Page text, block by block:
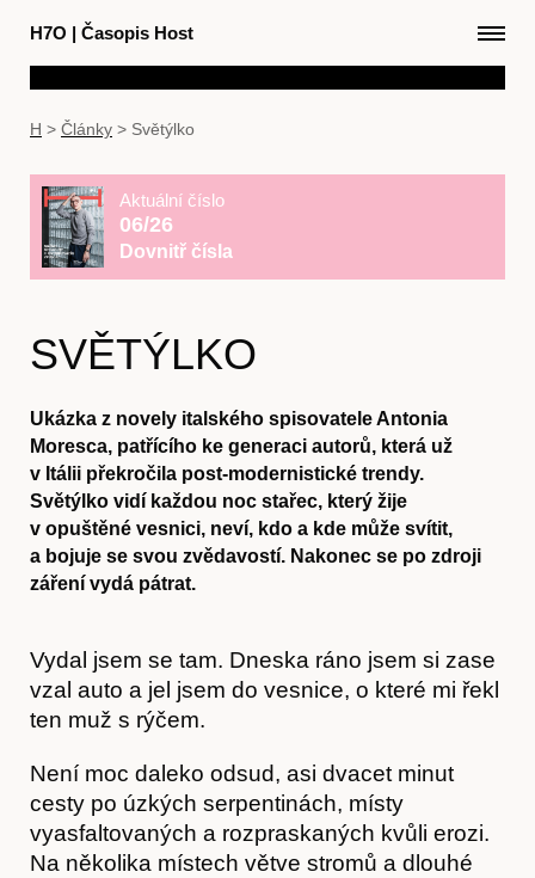
H7O | Časopis Host
H > Články > Světýlko
Aktuální číslo
06/26
Dovnitř čísla
SVĚTÝLKO
Ukázka z novely italského spisovatele Antonia
Moresca, patřícího ke generaci autorů, která už
v Itálii překročila post-modernistické trendy.
Světýlko vidí každou noc stařec, který žije
v opuštěné vesnici, neví, kdo a kde může svítit,
a bojuje se svou zvědavostí. Nakonec se po zdroji
záření vydá pátrat.
Vydal jsem se tam. Dneska ráno jsem si zase
vzal auto a jel jsem do vesnice, o které mi řekl
ten muž s rýčem.
Není moc daleko odsud, asi dvacet minut
cesty po úzkých serpentinách, místy
vyasfaltovaných a rozpraskaných kvůli erozi.
Na několika místech větve stromů a dlouhé